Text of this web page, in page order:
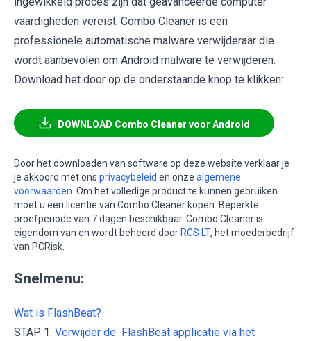
vaardigheden vereist. Combo Cleaner is een
professionele automatische malware verwijderaar die
wordt aanbevolen om Android malware te verwijderen.
Download het door op de onderstaande knop te klikken:
DOWNLOAD Combo Cleaner voor Android
Door het downloaden van software op deze website verklaar je
je akkoord met ons privacybeleid en onze algemene
voorwaarden . Om het volledige product te kunnen gebruiken
moet u een licentie van Combo Cleaner kopen. Beperkte
proefperiode van 7 dagen beschikbaar. Combo Cleaner is
eigendom van en wordt beheerd door RCS LT, het moederbedrijf
van PCRisk.
Snelmenu:
Wat is FlashBeat?
STAP 1. Verwijder de FlashBeat applicatie via het